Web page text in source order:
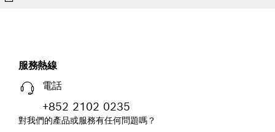
服務熱線
電話
+852 2102 0235
對我們的產品或服務有任何問題嗎？